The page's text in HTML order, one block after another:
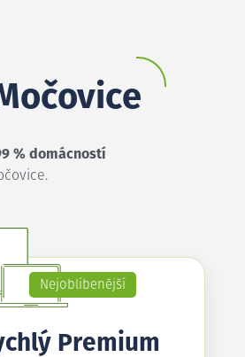
% domácností
Nejoblíbenější
Premium